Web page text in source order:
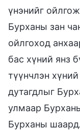
үнэнийг
Бурханы зан
ойлгоход
бас хүний янз
түүнчлэн
дутагдлыг
улмаар
Бурханы